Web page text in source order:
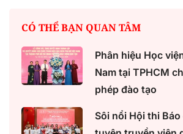
CÓ THỂ BẠN QUAN TÂM
Phân hiệu Học
Nam tại TPHCM
phép đào tạo
Sôi nổi Hội thi